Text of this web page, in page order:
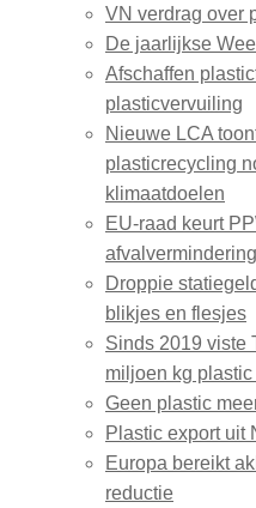
VN verdrag over
De jaarlijkse
Afschaffen
plasticvervuiling
Nieuwe LCA
plasticrecycling
klimaatdoelen
EU-raad keurt
Droppie
blikjes en flesjes
Sinds 2019 viste
miljoen kg
Geen plastic
Plastic export uit
Europa bereikt
reductie